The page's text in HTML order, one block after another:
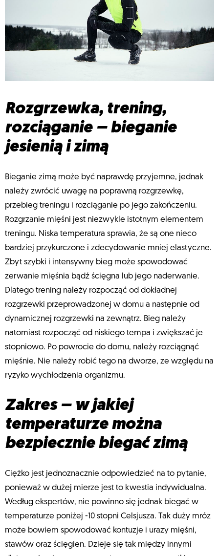
Rozgrzewka, trening,
rozciąganie – bieganie
jesienią i zimą
Bieganie zimą może być naprawdę przyjemne, jednak
należy zwrócić uwagę na poprawną rozgrzewkę,
przebieg treningu i rozciąganie po jego zakończeniu.
Rozgrzanie mięśni jest niezwykle istotnym elementem
treningu. Niska temperatura sprawia, że są one nieco
bardziej przykurczone i zdecydowanie mniej elastyczne.
Zbyt szybki i intensywny bieg może spowodować
zerwanie mięśnia bądź ścięgna lub jego naderwanie.
Dlatego trening należy rozpocząć od dokładnej
rozgrzewki przeprowadzonej w domu a następnie od
dynamicznej rozgrzewki na zewnątrz. Bieg należy
natomiast rozpocząć od niskiego tempa i zwiększać je
stopniowo. Po powrocie do domu, należy rozciągnąć
mięśnie. Nie należy robić tego na dworze, ze względu na
ryzyko wychłodzenia organizmu.
Zakres – w jakiej
temperaturze można
bezpiecznie biegać zimą
Ciężko jest jednoznacznie odpowiedzieć na to pytanie,
ponieważ w dużej mierze jest to kwestia indywidualna.
Według ekspertów, nie powinno się jednak biegać w
temperaturze poniżej -10 stopni Celsjusza. Tak duży mróz
może bowiem spowodować kontuzje i urazy mięśni,
stawów oraz ścięgien. Dzieje się tak między innymi